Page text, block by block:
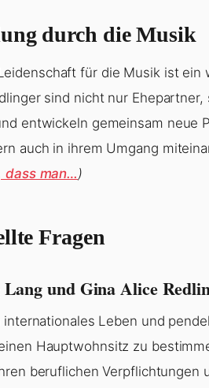
durch die Musik
für die Musik ist
sind nicht nur
entwickeln gemeinsam neue
auch in ihrem Umgang
dass man… )
Fragen
und Gina Alice
internationales Leben und
Hauptwohnsitz zu
beruflichen Verpflichtungen